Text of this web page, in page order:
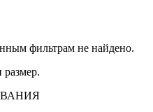
фильтрам не найдено.
размер.